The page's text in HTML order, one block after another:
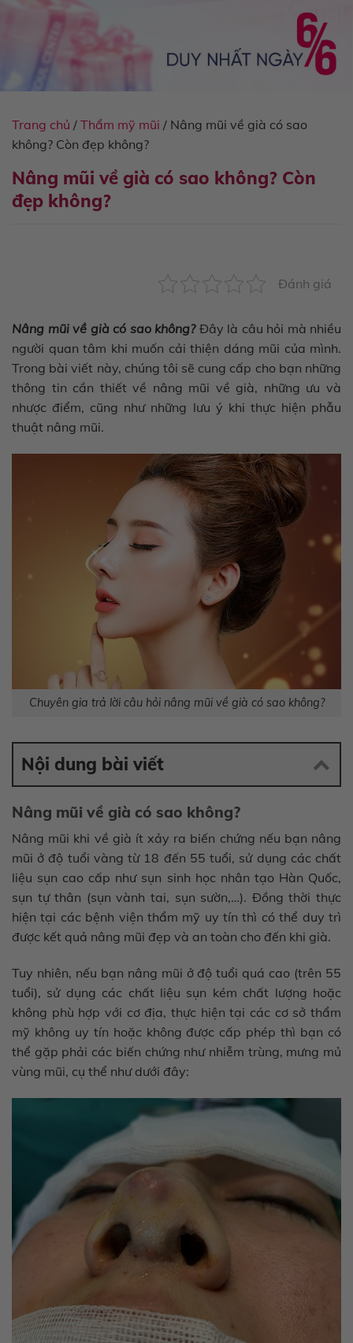
Trang chủ / Thẩm mỹ mũi / Nâng mũi về già có sao
không? Còn đẹp không?
Nâng mũi về già có sao không? Còn
đẹp không?
Đánh giá
Nâng mũi về già có sao không?Đây là câu hỏi mà nhiều
người quan tâm khi muốn cải thiện dáng mũi của mình.
Trong bài viết này, chúng tôi sẽ cung cấp cho bạn những
thông tin cần thiết về nâng mũi về già, những ưu và
nhược điểm, cũng như những lưu ý khi thực hiện phẫu
thuật nâng mũi.
Chuyên gia trả lời câu hỏi nâng mũi về già có sao không?
Nội dung bài viết
Nâng mũi về già có sao không?
Nâng mũi khi về già ít xảy ra biến chứng nếu bạn nâng
mũi ở độ tuổi vàng từ 18 đến 55 tuổi, sử dụng các chất
liệu sụn cao cấp như sụn sinh học nhân tạo Hàn Quốc,
sụn tự thân (sụn vành tai, sụn sườn,…). Đồng thời thực
hiện tại các bệnh viện thẩm mỹ uy tín thì có thể duy trì
được kết quả nâng mũi đẹp và an toàn cho đến khi già.
Tuy nhiên, nếu bạn nâng mũi ở độ tuổi quá cao (trên 55
tuổi), sử dụng các chất liệu sụn kém chất lượng hoặc
không phù hợp với cơ địa, thực hiện tại các cơ sở thẩm
mỹ không uy tín hoặc không được cấp phép thì bạn có
thể gặp phải các biến chứng như nhiễm trùng, mưng mủ
vùng mũi, cụ thể như dưới đây: